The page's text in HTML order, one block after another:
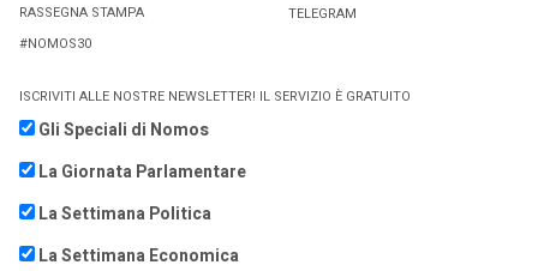
RASSEGNA STAMPA
#NOMOS30
TELEGRAM
ISCRIVITI ALLE NOSTRE NEWSLETTER! IL SERVIZIO È GRATUITO
Gli Speciali di Nomos
La Giornata Parlamentare
La Settimana Politica
La Settimana Economica